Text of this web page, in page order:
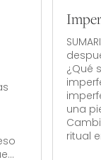
¿Qué
una
ritual